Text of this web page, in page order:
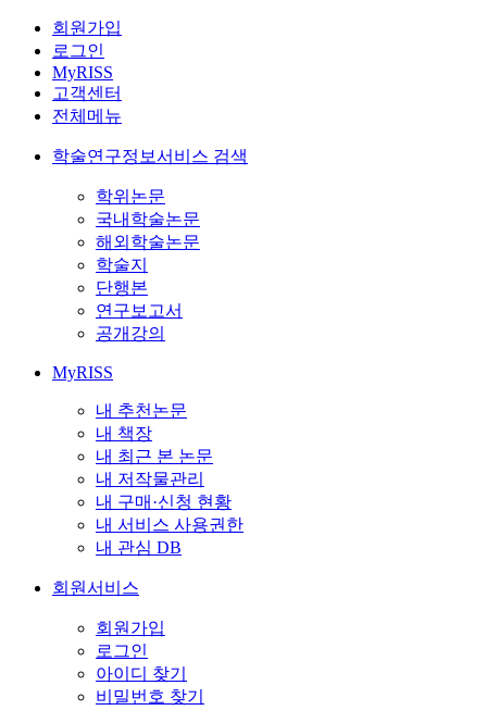
회원가입
로그인
MyRISS
고객센터
전체메뉴
학술연구정보서비스 검색
학위논문
국내학술논문
해외학술논문
학술지
단행본
연구보고서
공개강의
MyRISS
내 추천논문
내 책장
내 최근 본 논문
내 저작물관리
내 구매·신청 현황
내 서비스 사용권한
내 관심 DB
회원서비스
회원가입
로그인
아이디 찾기
비밀번호 찾기